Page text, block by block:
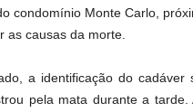
condomínio Monte Carlo,
as causas da morte.
a identificação do
pela mata durante a